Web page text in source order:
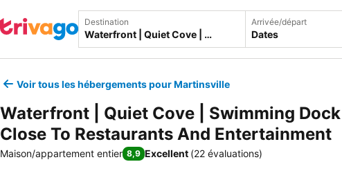
Destination Arrivée/départ
Dates
Voir tous les hébergements pour Martinsville
Waterfront | Quiet Cove | Swimming Dock |
Close To Restaurants And Entertainment
Maison/appartement entier 8,9 Excellent (22 évaluations)